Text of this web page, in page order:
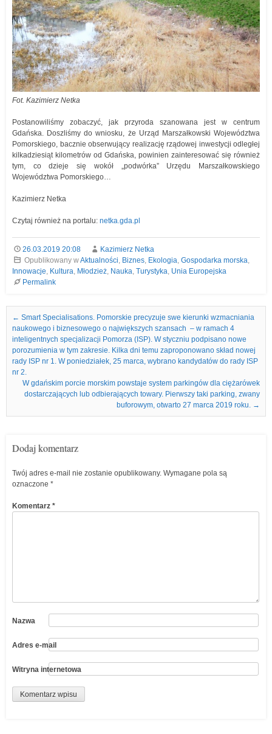
Fot. Kazimierz Netka
Postanowiliśmy zobaczyć, jak przyroda szanowana jest w centrum
Gdańska. Doszliśmy do wniosku, że Urząd Marszałkowski Województwa
Pomorskiego, bacznie obserwujący realizację rządowej inwestycji odległej
kilkadziesiąt kilometrów od Gdańska, powinien zainteresować się również
tym, co dzieje się wokół „podwórka” Urzędu Marszałkowskiego
Województwa Pomorskiego…
Kazimierz Netka
Czytaj również na portalu: netka.gda.pl
26.03.2019 20:08
Kazimierz Netka
Opublikowany wAktualności, Biznes, Ekologia, Gospodarka morska,
Innowacje, Kultura, Młodzież, Nauka, Turystyka, Unia Europejska
Permalink
Nawigacja we wpisach
← Smart Specialisations. Pomorskie precyzuje swe kierunki wzmacniania
naukowego i biznesowego o największych szansach – w ramach 4
inteligentnych specjalizacji Pomorza (ISP). W styczniu podpisano nowe
porozumienia w tym zakresie. Kilka dni temu zaproponowano skład nowej
rady ISP nr 1. W poniedziałek, 25 marca, wybrano kandydatów do rady ISP
nr 2.
W gdańskim porcie morskim powstaje system parkingów dla ciężarówek
dostarczających lub odbierających towary. Pierwszy taki parking, zwany
buforowym, otwarto 27 marca 2019 roku. →
Dodaj komentarz
Twój adres e-mail nie zostanie opublikowany. Wymagane pola są
oznaczone *
Komentarz *
Nazwa
Adres e-mail
Witryna internetowa